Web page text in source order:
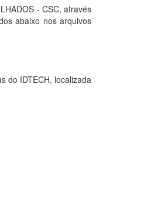
- CSC, através
abaixo nos arquivos
do IDTECH, localizada